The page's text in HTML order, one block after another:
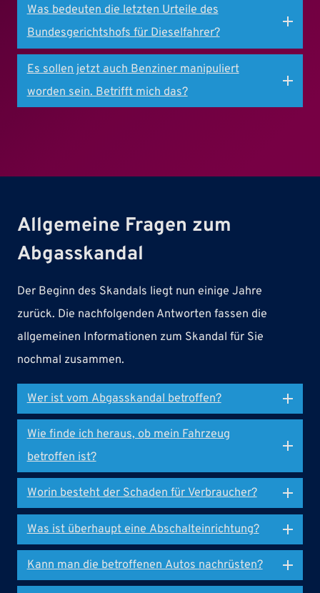
Was bedeuten die letzten Urteile des
Bundesgerichtshofs für Dieselfahrer?
Es sollen jetzt auch Benziner manipuliert
worden sein. Betrifft mich das?
Allgemeine Fragen zum
Abgasskandal
Der Beginn des Skandals liegt nun einige Jahre
zurück. Die nachfolgenden Antworten fassen die
allgemeinen Informationen zum Skandal für Sie
nochmal zusammen.
Wer ist vom Abgasskandal betroffen?
Wie finde ich heraus, ob mein Fahrzeug
betroffen ist?
Worin besteht der Schaden für Verbraucher?
Was ist überhaupt eine Abschalteinrichtung?
Kann man die betroffenen Autos nachrüsten?